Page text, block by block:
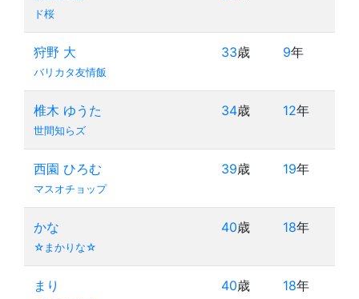
ド桜
狩野 大
バリカタ友情飯
33歳 9年
椎木 ゆうた
世間知らズ
34歳 12年
西園 ひろむ
マスオチョップ
39歳 19年
かな
☆まかりな☆
40歳 18年
まり 40歳 18年